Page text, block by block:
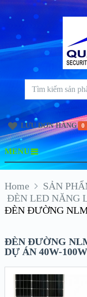
LƯU ĐƠN HÀNG 0
MENU
Home
SẢN
ĐÈN LED NĂNG
ĐÈN ĐƯỜNG
ĐÈN ĐƯỜNG
DỰ ÁN 40W-100W